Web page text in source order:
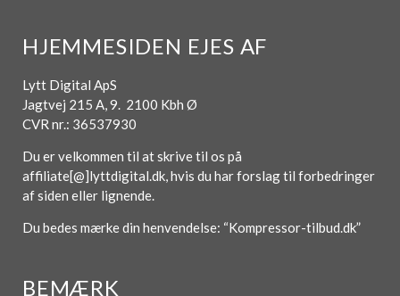
HJEMMESIDEN EJES AF
Lytt Digital ApS
Jagtvej 215 A, 9. 2100 Kbh Ø
CVR nr.: 36537930
Du er velkommen til at skrive til os på
affiliate[@]lyttdigital.dk, hvis du har forslag til forbedringer
af siden eller lignende.
Du bedes mærke din henvendelse: “Kompressor-tilbud.dk”
BEMÆRK